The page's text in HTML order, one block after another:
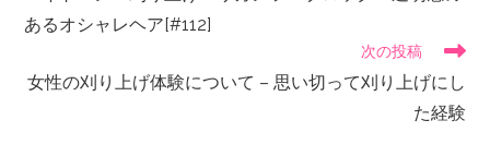
あるオシャレヘア[#112]
次の投稿
女性の刈り上げ体験について – 思い切って刈り上げにし
た経験